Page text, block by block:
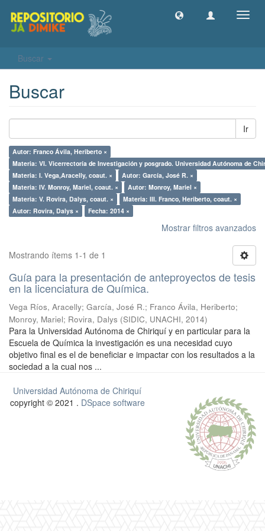
Buscar
Buscar
Ir
Autor: Franco Ávila, Heriberto ×
Materia: VI. Vicerrectoría de Investigación y posgrado. Universidad Autónoma de
Materia: I. Vega,Aracelly, coaut. ×
Autor: García, José R. ×
Materia: IV. Monroy, Mariel, coaut. ×
Autor: Monroy, Mariel ×
Materia: V. Rovira, Dalys, coaut. ×
Materia: III. Franco, Heriberto, coaut. ×
Autor: Rovira, Dalys ×
Fecha: 2014 ×
Mostrar filtros avanzados
Mostrando ítems 1-1 de 1
Guía para la presentación de anteproyectos de tesis
en la licenciatura de Química.
Vega Ríos, Aracelly; García, José R.; Franco Ávila, Heriberto;
Monroy, Mariel; Rovira, Dalys (SIDIC, UNACHI, 2014)
Para la Universidad Autónoma de Chiriquí y en particular para la
Escuela de Química la investigación es una necesidad cuyo
objetivo final es el de beneficiar e impactar con los resultados a la
sociedad a la cual nos ...
Universidad Autónoma de Chiriquí
copyright © 2021 . DSpace software